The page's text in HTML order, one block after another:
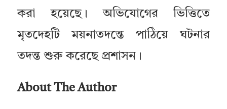
করা হয়েছে। অভিযোগের ভিত্তিতে
মৃতদেহটি ময়নাতদন্তে পাঠিয়ে ঘটনার
তদন্ত শুরু করেছে প্রশাসন।
About The Author